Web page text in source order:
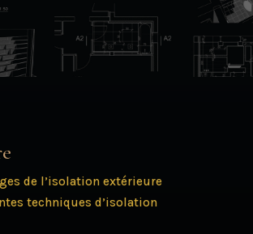
de l’isolation extérieure
techniques d’isolation